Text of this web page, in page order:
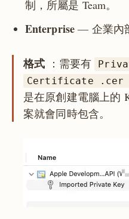
制，所屬是 Team。
Enterprise — 企業內
格式 ：需要有
Certificate .cer (
是在原創建電腦上的
案就會同時包含。